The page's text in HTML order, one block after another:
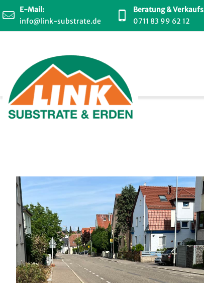
E-Mail:
info@link-substrate.de
Beratung &
0711 83 99 62 12